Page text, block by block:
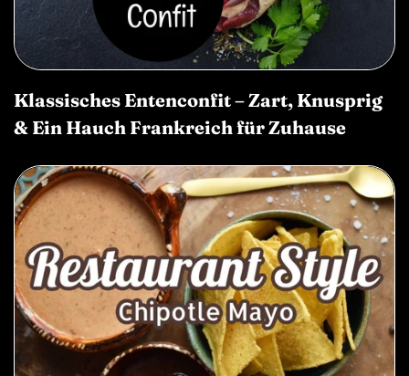
Klassisches Entenconfit – Zart, Knusprig
& Ein Hauch Frankreich für Zuhause